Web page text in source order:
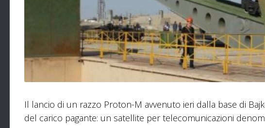
Il lancio di un razzo Proton-M avvenuto ieri dalla base di
del carico pagante: un satellite per telecomunicazioni